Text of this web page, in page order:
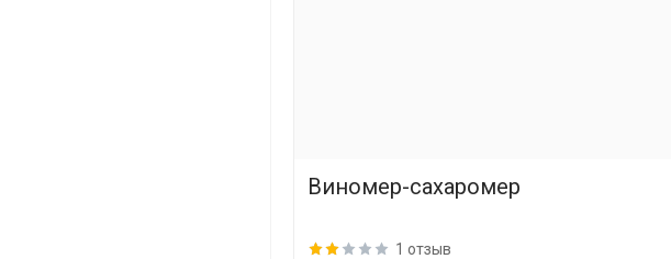
Виномер-сахаромер
1 отзыв